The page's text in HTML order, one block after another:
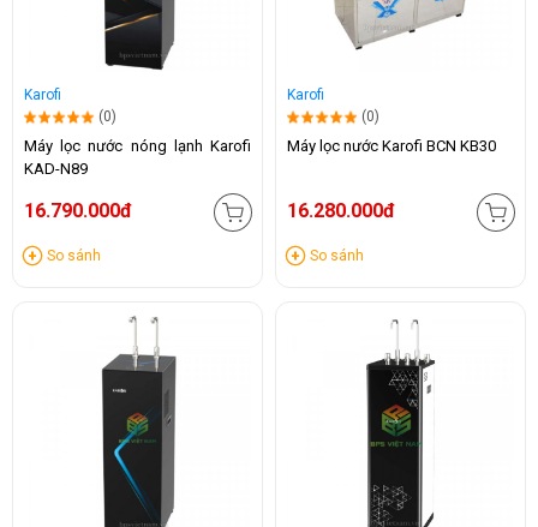
Karofi
(0)
Máy lọc nước nóng lạnh Karofi
KAD-N89
16.790.000đ
So sánh
Karofi
(0)
Máy lọc nước Karofi BCN KB30
16.280.000đ
So sánh